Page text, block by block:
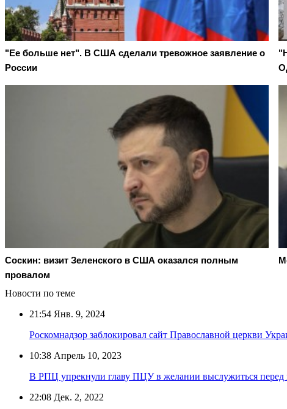
"Ее больше нет". В США сделали тревожное заявление о
России
Соскин: визит Зеленского в США оказался полным
провалом
Новости по теме
21:54 Янв. 9, 2024
Роскомнадзор заблокировал сайт Православной церкви
10:38 Апрель 10, 2023
В РПЦ упрекнули главу ПЦУ в желании выслужиться перед
22:08 Дек. 2, 2022